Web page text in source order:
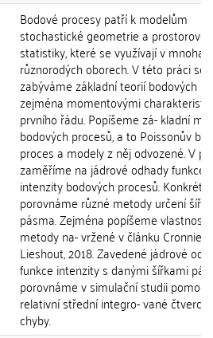
Bodové procesy patří k modelům
stochastické geometrie a prostorové
statistiky, které se využívají v mnoha
různorodých oborech. V této práci se
zabýváme základní teorií bodových
zejména momentovými
prvního řádu. Popíšeme zá- kladní
bodových procesů, a to Poissonův
proces a modely z něj odvozené. V
zaměříme na jádrové odhady funkce
intenzity bodových procesů.
porovnáme různé metody určení šířky
pásma. Zejména popíšeme vlastnosti
metody na- vržené v článku Cronnie
Lieshout, 2018. Zavedené jádrové
funkce intenzity s danými šířkami
porovnáme v simulační studii pomocí
relativní střední integro- vané
chyby.